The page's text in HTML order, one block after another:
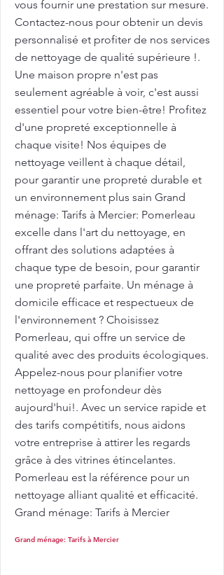
vous fournir une prestation sur mesure.
Contactez-nous pour obtenir un devis
personnalisé et profiter de nos services
de nettoyage de qualité supérieure !.
Une maison propre n'est pas
seulement agréable à voir, c'est aussi
essentiel pour votre bien-être! Profitez
d'une propreté exceptionnelle à
chaque visite! Nos équipes de
nettoyage veillent à chaque détail,
pour garantir une propreté durable et
un environnement plus sain Grand
ménage: Tarifs à Mercier: Pomerleau
excelle dans l'art du nettoyage, en
offrant des solutions adaptées à
chaque type de besoin, pour garantir
une propreté parfaite. Un ménage à
domicile efficace et respectueux de
l'environnement ? Choisissez
Pomerleau, qui offre un service de
qualité avec des produits écologiques.
Appelez-nous pour planifier votre
nettoyage en profondeur dès
aujourd'hui!. Avec un service rapide et
des tarifs compétitifs, nous aidons
votre entreprise à attirer les regards
grâce à des vitrines étincelantes.
Pomerleau est la référence pour un
nettoyage alliant qualité et efficacité.
Grand ménage: Tarifs à Mercier
Grand ménage: Tarifs à Mercier